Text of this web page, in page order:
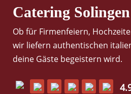
Catering Solingen
Ob für Firmenfeiern,
wir liefern authentischen
deine Gäste begeistern wird.